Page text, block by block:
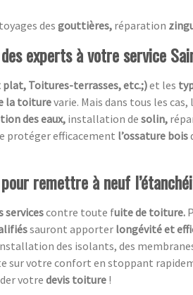
des gouttières, réparation
experts à votre service
Toitures-terrasses, etc.;)et les
la toiturevarie. Mais dans tous les
des eaux, installation de solin,
protéger efficacement l’ossature bois
remettre à neuf
servicescontre toute fuite de toiture.
sauront apporter longévité et
des isolants, des
sur votre confort en stoppant
votre devis toiture !